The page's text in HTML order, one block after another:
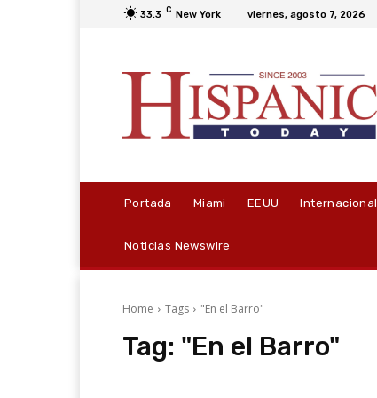
33.3 C New York viernes, agosto 7, 2026
Portada Miami EEUU Internacional
Noticias Newswire
Home Tags "En el Barro"
Tag: "En el Barro"